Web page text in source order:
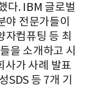
다. IBM 글로벌
야 전문가들이
컴퓨팅 등 최
을 소개하고 시
사가 사례 발표
SDS 등 7개 기